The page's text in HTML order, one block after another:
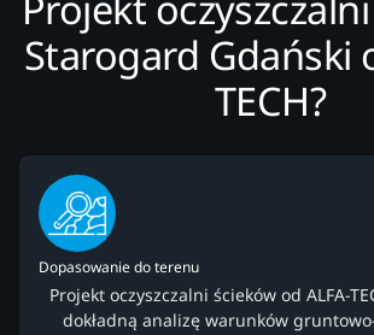
Starogard Gdański
TECH?
Dopasowanie do terenu
Projekt oczyszczalni ścieków od ALFA-
dokładną analizę warunków